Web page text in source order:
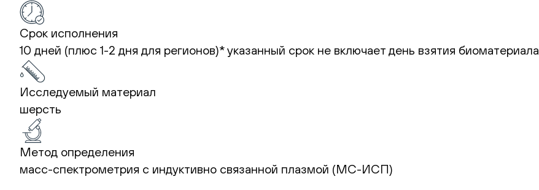
Срок исполнения
10 дней (плюс 1-2 дня для регионов)*указанный срок не включает день взятия биоматериала
Исследуемый материал
шерсть
Метод определения
масс-спектрометрия с индуктивно связанной плазмой (МС-ИСП)